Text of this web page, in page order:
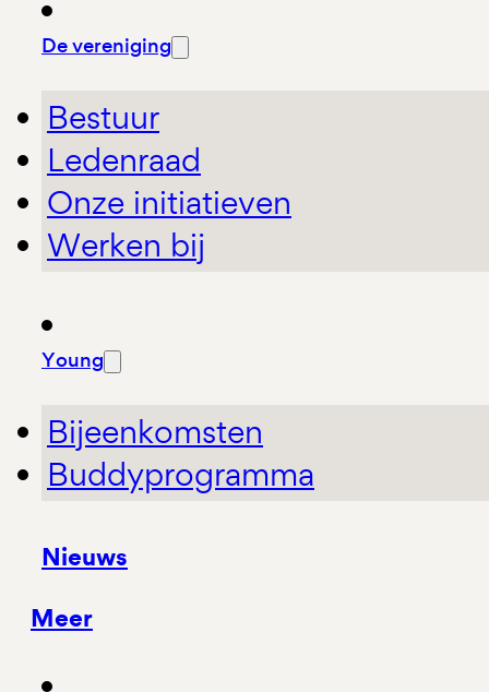
De vereniging
Bestuur
Ledenraad
Onze initiatieven
Werken bij
Young
Bijeenkomsten
Buddyprogramma
Nieuws
Meer